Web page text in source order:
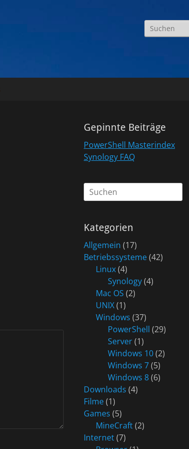
Suchen
nach:
Gepinnte Beiträge
PowerShell Masterindex
Synology FAQ
Suchen
nach:
Kategorien
Allgemein (17)
Betriebssysteme(42)
Linux(4)
Synology(4)
Mac OS (2)
UNIX(1)
Windows (37)
PowerShell (29)
Server(1)
Windows 10(2)
Windows 7(5)
Windows 8(6)
Downloads (4)
Filme(1)
Games (5)
MineCraft(2)
Internet(7)